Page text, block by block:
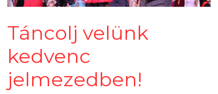
Táncolj velünk
kedvenc
jelmezedben!